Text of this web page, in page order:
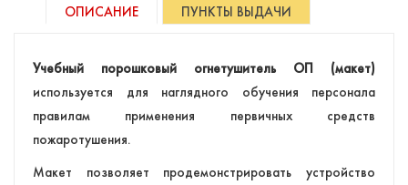
ОПИСАНИЕ ПУНКТЫ ВЫДАЧИ
Учебный порошковый огнетушитель ОП (макет)
используется для наглядного обучения персонала
правилам применения первичных средств
пожаротушения.
Макет позволяет продемонстрировать устройство